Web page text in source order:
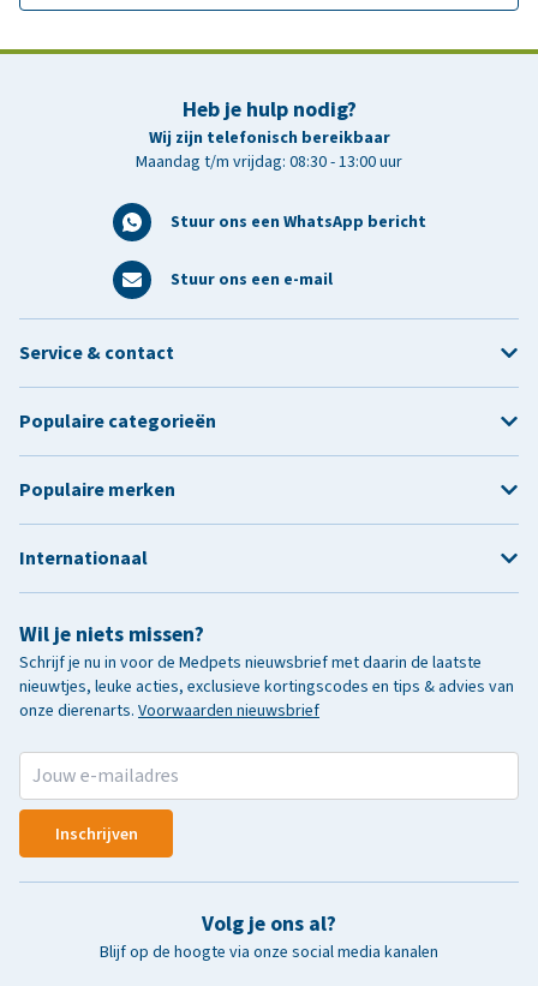
Heb je hulp nodig?
Wij zijn telefonisch bereikbaar
Maandag t/m vrijdag: 08:30 - 13:00 uur
Stuur ons een WhatsApp bericht
Stuur ons een e-mail
Wil je niets missen?
Schrijf je nu in voor de Medpets nieuwsbrief met daarin de laatste
nieuwtjes, leuke acties, exclusieve kortingscodes en tips & advies van
onze dierenarts. Voorwaarden nieuwsbrief
Inschrijven
Volg je ons al?
Blijf op de hoogte via onze social media kanalen
Service & contact
Populaire categorieën
Populaire merken
Internationaal